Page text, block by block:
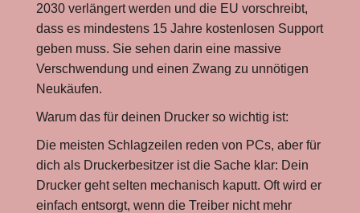
2030 verlängert werden und die EU vorschreibt,
dass es mindestens 15 Jahre kostenlosen Support
geben muss. Sie sehen darin eine massive
Verschwendung und einen Zwang zu unnötigen
Neukäufen.
Warum das für deinen Drucker so wichtig ist:
Die meisten Schlagzeilen reden von PCs, aber für
dich als Druckerbesitzer ist die Sache klar: Dein
Drucker geht selten mechanisch kaputt. Oft wird er
einfach entsorgt, wenn die Treiber nicht mehr